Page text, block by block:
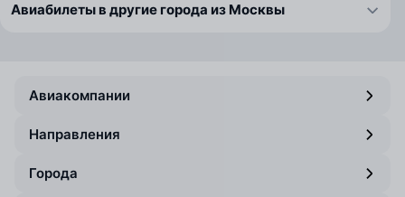
Авиабилеты в другие города из Москвы
Авиакомпании
Направления
Города